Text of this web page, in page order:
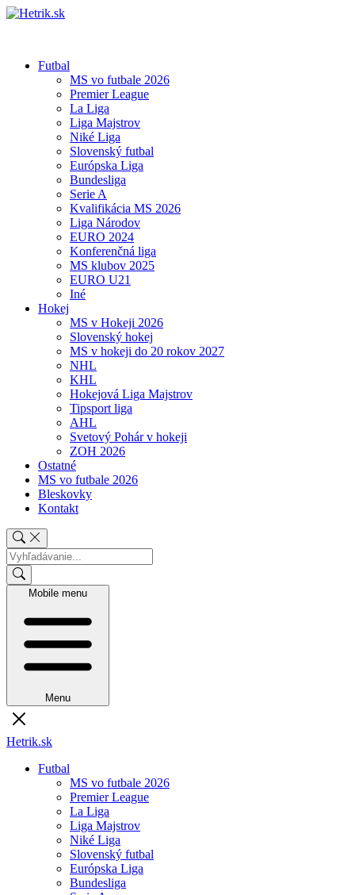
Futbal
MS vo futbale 2026
Premier League
La Liga
Liga Majstrov
Niké Liga
Slovenský futbal
Európska Liga
Bundesliga
Serie A
Kvalifikácia MS 2026
Liga Národov
EURO 2024
Konferenčná liga
MS klubov 2025
EURO U21
Iné
Hokej
MS v Hokeji 2026
Slovenský hokej
MS v hokeji do 20 rokov 2027
NHL
KHL
Hokejová Liga Majstrov
Tipsport liga
AHL
Svetový Pohár v hokeji
ZOH 2026
Ostatné
MS vo futbale 2026
Bleskovky
Kontakt
Mobile menu
Menu
Hetrik.sk
Futbal
MS vo futbale 2026
Premier League
La Liga
Liga Majstrov
Niké Liga
Slovenský futbal
Európska Liga
Bundesliga